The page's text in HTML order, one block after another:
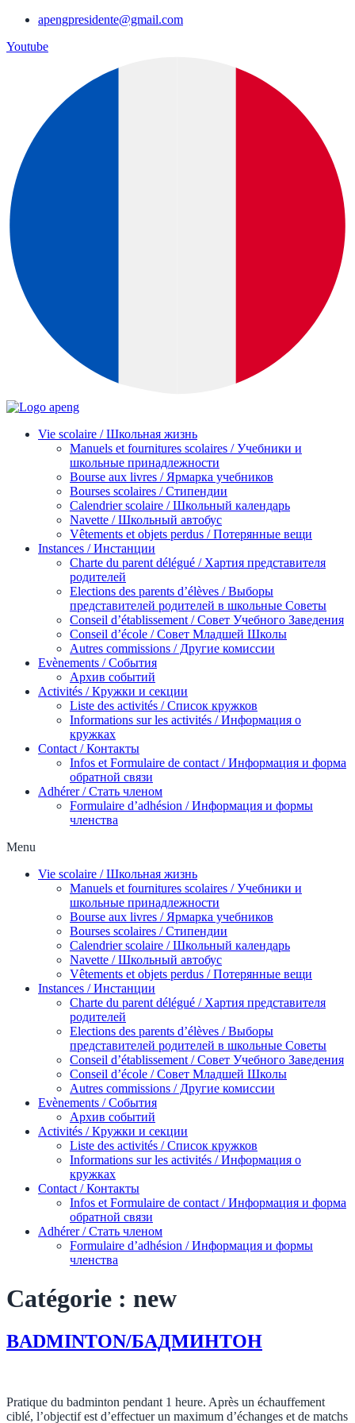
apengpresidente@gmail.com
Youtube
Vie scolaire / Школьная жизнь
Manuels et fournitures scolaires / Учебники и
школьные принадлежности
Bourse aux livres / Ярмарка учебников
Bourses scolaires / Стипендии
Calendrier scolaire / Школьный календарь
Navette / Школьный автобус
Vêtements et objets perdus / Потерянные вещи
Instances / Инстанции
Charte du parent délégué / Хартия представителя
родителей
Elections des parents d’élèves / Выборы
представителей родителей в школьные Советы
Conseil d’établissement / Совет Учебного Заведения
Conseil d’école / Совет Младшей Школы
Autres commissions / Другие комиссии
Evènements / События
Архив событий
Activités / Кружки и секции
Liste des activités / Список кружков
Informations sur les activités / Информация о
кружках
Contact / Контакты
Infos et Formulaire de contact / Информация и форма
обратной связи
Adhérer / Стать членом
Formulaire d’adhésion / Информация и формы
членства
Menu
Vie scolaire / Школьная жизнь
Manuels et fournitures scolaires / Учебники и
школьные принадлежности
Bourse aux livres / Ярмарка учебников
Bourses scolaires / Стипендии
Calendrier scolaire / Школьный календарь
Navette / Школьный автобус
Vêtements et objets perdus / Потерянные вещи
Instances / Инстанции
Charte du parent délégué / Хартия представителя
родителей
Elections des parents d’élèves / Выборы
представителей родителей в школьные Советы
Conseil d’établissement / Совет Учебного Заведения
Conseil d’école / Совет Младшей Школы
Autres commissions / Другие комиссии
Evènements / События
Архив событий
Activités / Кружки и секции
Liste des activités / Список кружков
Informations sur les activités / Информация о
кружках
Contact / Контакты
Infos et Formulaire de contact / Информация и форма
обратной связи
Adhérer / Стать членом
Formulaire d’adhésion / Информация и формы
членства
Catégorie : new
BADMINTON/БАДМИНТОН
Pratique du badminton pendant 1 heure. Après un échauffement
ciblé, l’objectif est d’effectuer un maximum d’échanges et de matchs